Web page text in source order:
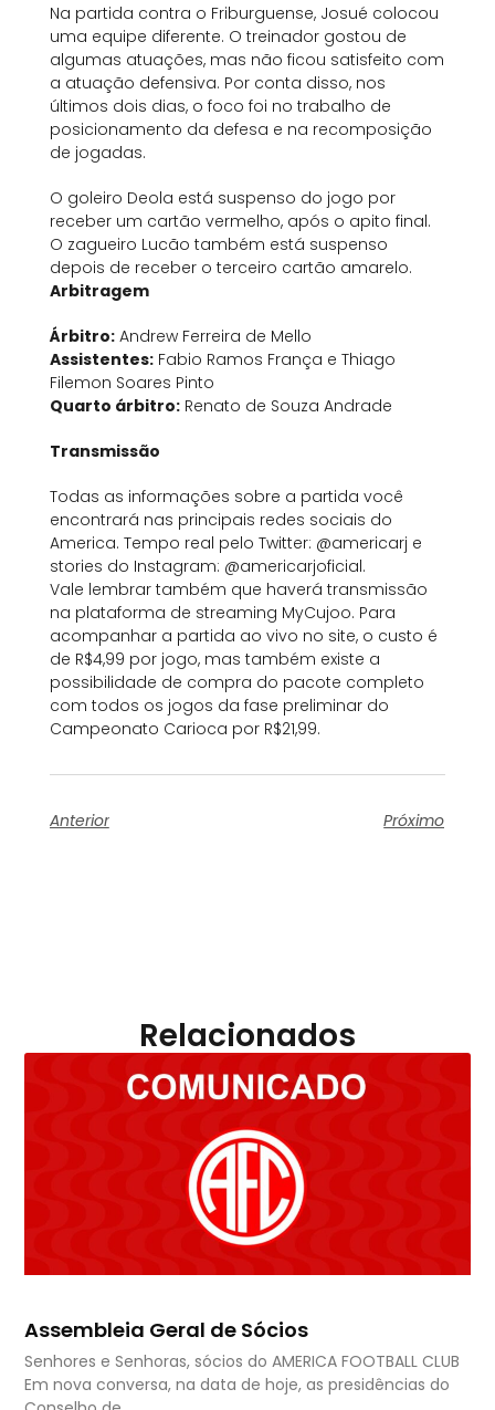
Na partida contra o Friburguense, Josué colocou
uma equipe diferente. O treinador gostou de
algumas atuações, mas não ficou satisfeito com
a atuação defensiva. Por conta disso, nos
últimos dois dias, o foco foi no trabalho de
posicionamento da defesa e na recomposição
de jogadas.
O goleiro Deola está suspenso do jogo por
receber um cartão vermelho, após o apito final.
O zagueiro Lucão também está suspenso
depois de receber o terceiro cartão amarelo.
Arbitragem
Árbitro:Andrew Ferreira de Mello
Assistentes:Fabio Ramos França e Thiago
Filemon Soares Pinto
Quarto árbitro:Renato de Souza Andrade
Transmissão
Todas as informações sobre a partida você
encontrará nas principais redes sociais do
America. Tempo real pelo Twitter: @americarj e
stories do Instagram: @americarjoficial.
Vale lembrar também que haverá transmissão
na plataforma de streaming MyCujoo. Para
acompanhar a partida ao vivo no site, o custo é
de R$4,99 por jogo, mas também existe a
possibilidade de compra do pacote completo
com todos os jogos da fase preliminar do
Campeonato Carioca por R$21,99.
Anterior Próximo
Relacionados
Assembleia Geral de Sócios
Senhores e Senhoras, sócios do AMERICA FOOTBALL CLUB
Em nova conversa, na data de hoje, as presidências do